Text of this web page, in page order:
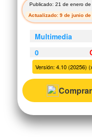
Publicado: 21 de enero
Actualizado: 9 de junio
Multimedia
0
Versión: 4.10 (20256)